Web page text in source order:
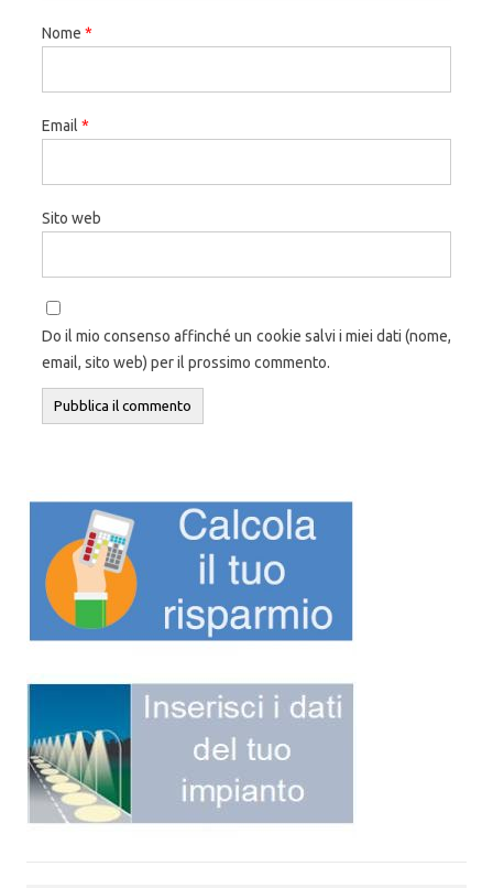
Nome *
Email *
Sito web
Do il mio consenso affinché un cookie salvi i miei dati (nome,
email, sito web) per il prossimo commento.